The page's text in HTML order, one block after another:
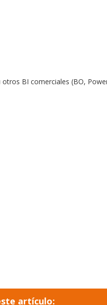
BI comerciales (BO,
artículo: